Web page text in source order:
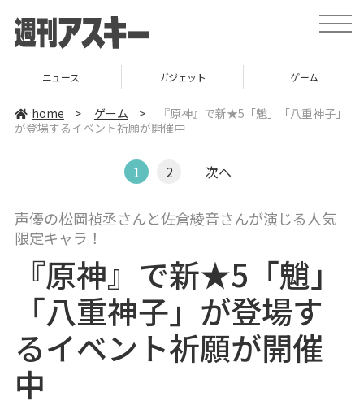
t
o
v
ガジェット ゲーム グルメ
home > ゲーム >
『原神』で新★5「魈」「八重神子」
が登場するイベント祈願が開催中
1 2 次へ
声優の松岡禎丞さんと佐倉綾音さんが演じる人気
限定キャラ！
『原神』で新★5「魈」
「八重神子」が登場す
るイベント祈願が開催
中